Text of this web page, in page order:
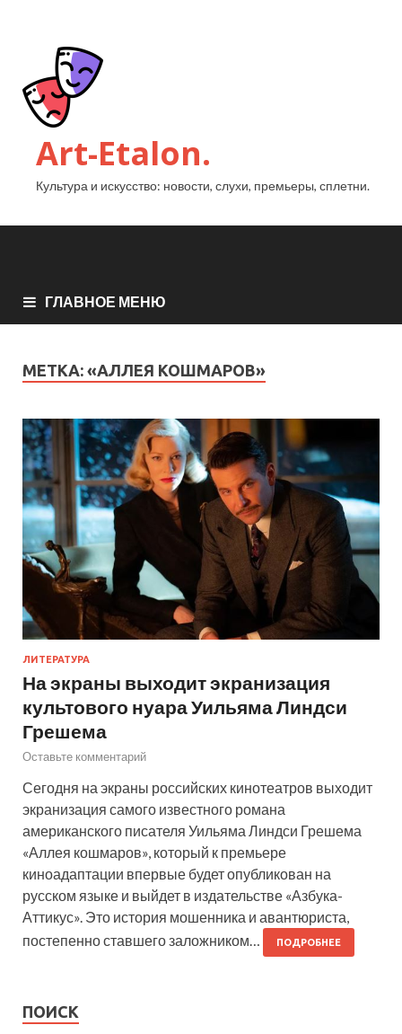
Art-Etalon.
Культура и искусство: новости, слухи, премьеры, сплетни.
ГЛАВНОЕ МЕНЮ
МЕТКА: «АЛЛЕЯ КОШМАРОВ»
ЛИТЕРАТУРА
На экраны выходит экранизация
культового нуара Уильяма Линдси
Грешема
Оставьте комментарий
Сегодня на экраны российских кинотеатров выходит
экранизация самого известного романа
американского писателя Уильяма Линдси Грешема
«Аллея кошмаров», который к премьере
киноадаптации впервые будет опубликован на
русском языке и выйдет в издательстве «Азбука-
Аттикус». Это история мошенника и авантюриста,
постепенно ставшего заложником…
ПОДРОБНЕЕ
ПОИСК